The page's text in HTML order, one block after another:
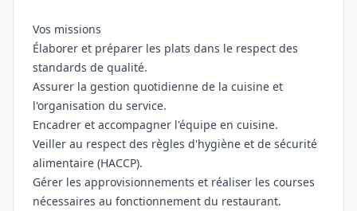
Vos missions
Élaborer et préparer les plats dans le respect des
standards de qualité.
Assurer la gestion quotidienne de la cuisine et
l'organisation du service.
Encadrer et accompagner l'équipe en cuisine.
Veiller au respect des règles d'hygiène et de sécurité
alimentaire (HACCP).
Gérer les approvisionnements et réaliser les courses
nécessaires au fonctionnement du restaurant.